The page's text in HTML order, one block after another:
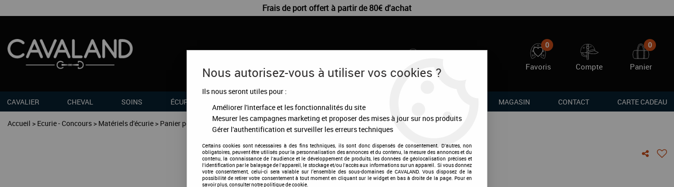
Frais de port offert à partir de 80€ d'achat
0
Favoris Compte
0
Panier
CAVALIER CHEVAL SOINS ÉCURIES MAGASIN CONTACT CARTE CADEAU
Accueil > Ecurie - Concours > Matériels d'écurie > Panier pour cheval
Panier pour cheval
Nous autorisez-vous à utiliser vos cookies ?
Ils nous seront utiles pour :
Améliorer l'interface et les fonctionnalités du site
Mesurer les campagnes marketing et proposer des mises à jour sur nos produits
Gérer l'authentification et surveiller les erreurs techniques
Certains cookies sont nécessaires à des fins techniques, ils sont donc dispensés de consentement. D'autres, non
obligatoires, peuvent être utilisés pour la personnalisation des annonces et du contenu, la mesure des annonces et du
contenu, la connaissance de l'audience et le développement de produits, les données de géolocalisation précises et
l'identification par le balayage de l'appareil, le stockage et/ou l'accès aux informations sur un appareil. Si vous donnez
votre consentement, celui-ci sera valable sur l’ensemble des sous-domaines de CAVALAND. Vous disposez de la
possibilité de retirer votre consentement à tout moment en cliquant sur le widget en bas à droite de la page. Pour en
savoir plus, consulter notre politique de cookie.